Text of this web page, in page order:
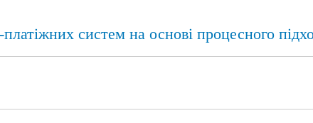
систем на основі процесного